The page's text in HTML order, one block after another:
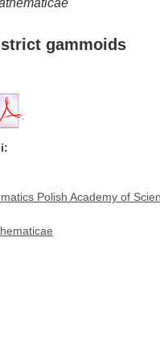
gammoids
Polish Academy of